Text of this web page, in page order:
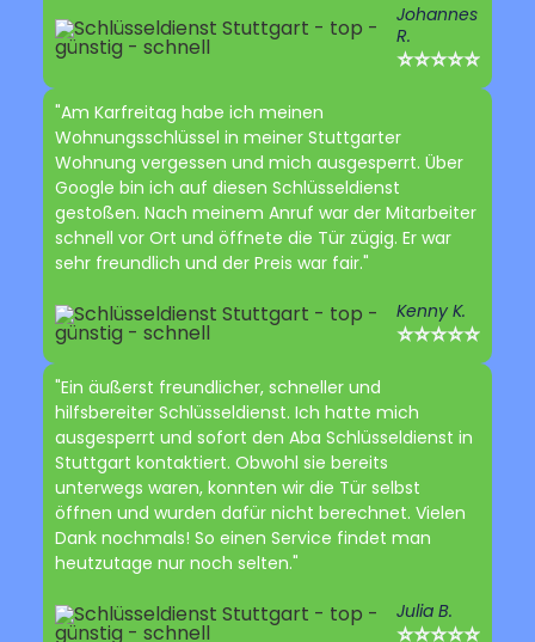
Johannes
R.
⭐⭐⭐⭐⭐
"Am Karfreitag habe ich meinen
Wohnungsschlüssel in meiner Stuttgarter
Wohnung vergessen und mich ausgesperrt. Über
Google bin ich auf diesen Schlüsseldienst
gestoßen. Nach meinem Anruf war der Mitarbeiter
schnell vor Ort und öffnete die Tür zügig. Er war
sehr freundlich und der Preis war fair."
Kenny K.
⭐⭐⭐⭐⭐
"Ein äußerst freundlicher, schneller und
hilfsbereiter Schlüsseldienst. Ich hatte mich
ausgesperrt und sofort den Aba Schlüsseldienst in
Stuttgart kontaktiert. Obwohl sie bereits
unterwegs waren, konnten wir die Tür selbst
öffnen und wurden dafür nicht berechnet. Vielen
Dank nochmals! So einen Service findet man
heutzutage nur noch selten."
Julia B.
⭐⭐⭐⭐⭐